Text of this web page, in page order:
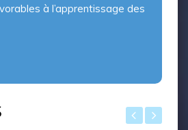
à l’apprentissage des